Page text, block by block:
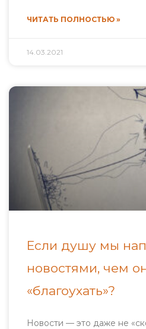
ЧИТАТЬ ПОЛНОСТЬЮ »
14.03.2021
Если душу мы
новостями, чем
«благоухать»?
Новости — это даже не